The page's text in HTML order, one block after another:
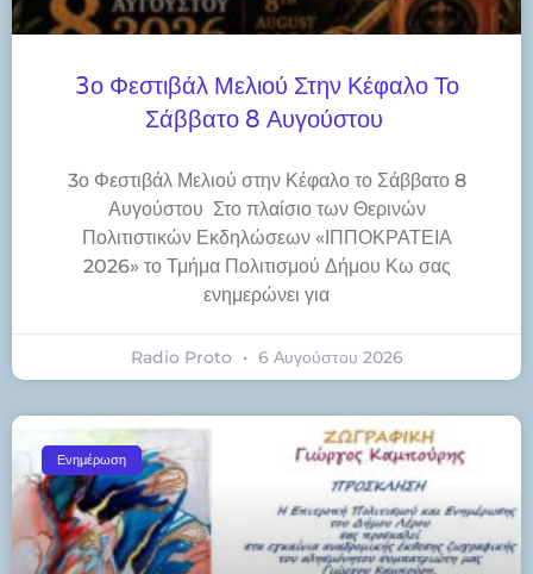
3ο Φεστιβάλ Μελιού Στην Κέφαλο Το
Σάββατο 8 Αυγούστου
3ο Φεστιβάλ Μελιού στην Κέφαλο το Σάββατο 8
Αυγούστου Στο πλαίσιο των Θερινών
Πολιτιστικών Εκδηλώσεων «ΙΠΠΟΚΡΑΤΕΙΑ
2026» το Τμήμα Πολιτισμού Δήμου Κω σας
ενημερώνει για
Radio Proto 6 Αυγούστου 2026
Ενημέρωση